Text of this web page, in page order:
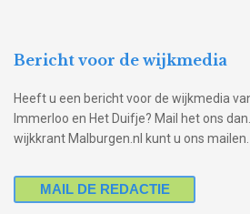
Bericht voor de wijkmedia
Heeft u een bericht voor de wijkmedia
Immerloo en Het Duifje? Mail het ons
wijkkrant Malburgen.nl kunt u ons mailen.
MAIL DE REDACTIE